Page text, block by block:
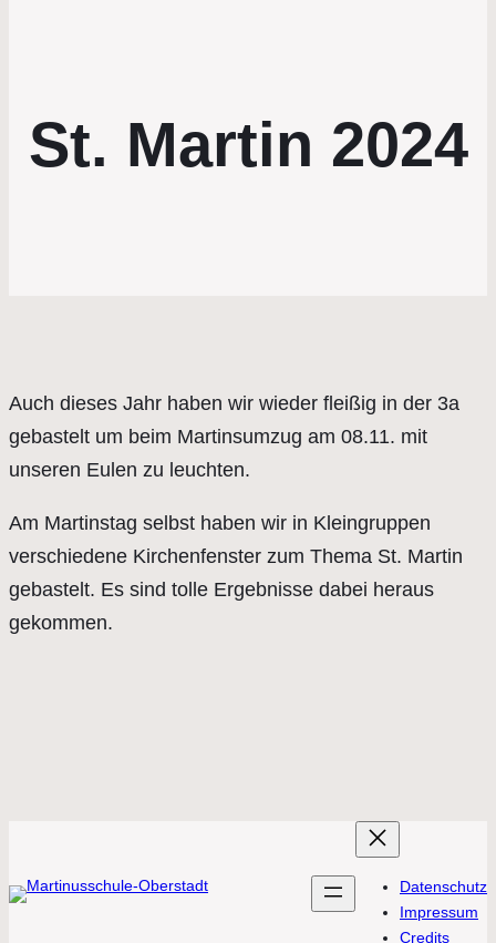
St. Martin 2024
Auch dieses Jahr haben wir wieder fleißig in der 3a
gebastelt um beim Martinsumzug am 08.11. mit
unseren Eulen zu leuchten.
Am Martinstag selbst haben wir in Kleingruppen
verschiedene Kirchenfenster zum Thema St. Martin
gebastelt. Es sind tolle Ergebnisse dabei heraus
gekommen.
Datenschutz
Impressum
Credits